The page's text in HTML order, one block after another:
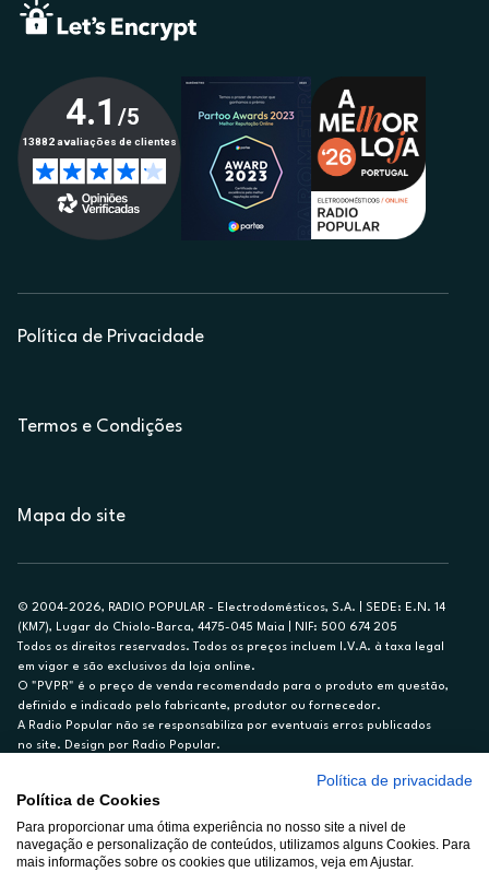
Política de Privacidade
Termos e Condições
Mapa do site
© 2004-2026, RADIO POPULAR - Electrodomésticos, S.A. | SEDE: E.N. 14
(KM7), Lugar do Chiolo-Barca, 4475-045 Maia | NIF: 500 674 205
Todos os direitos reservados. Todos os preços incluem I.V.A. à taxa legal
em vigor e são exclusivos da loja online.
O "PVPR" é o preço de venda recomendado para o produto em questão,
definido e indicado pelo fabricante, produtor ou fornecedor.
A Radio Popular não se responsabiliza por eventuais erros publicados
no site. Design por Radio Popular.
Ex. para limite de crédito de €1.500, reembolsado em 12 meses, TAN
14,79%.
Crédito sujeito a aprovação pelo Cetelem, marca BNP Paribas Personal
Finance, S.A., Sucursal em Portugal. Informe-se no 21 721 90 00 (dias
Política de privacidade
Política de Cookies
Para proporcionar uma ótima experiência no nosso site a nivel de
navegação e personalização de conteúdos, utilizamos alguns Cookies. Para
mais informações sobre os cookies que utilizamos, veja em Ajustar.